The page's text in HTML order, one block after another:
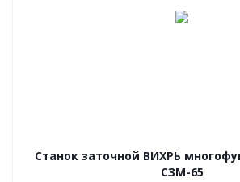
Станок заточной ВИХРЬ
СЗМ-65